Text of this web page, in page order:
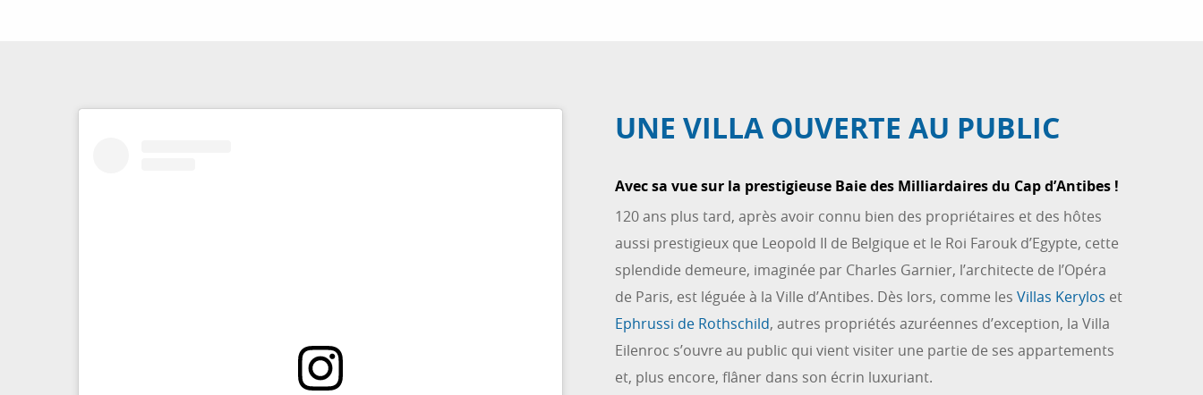
UNE VILLA OUVERTE AU PUBLIC
Avec sa vue sur la prestigieuse Baie des Milliardaires du Cap d’Antibes !
120 ans plus tard, après avoir connu bien des propriétaires et des hôtes
aussi prestigieux que Leopold II de Belgique et le Roi Farouk d’Egypte, cette
splendide demeure, imaginée par Charles Garnier, l’architecte de l’Opéra
de Paris, est léguée à la Ville d’Antibes. Dès lors, comme les Villas Kerylos et
Ephrussi de Rothschild, autres propriétés azuréennes d’exception, la Villa
Eilenroc s’ouvre au public qui vient visiter une partie de ses appartements
et, plus encore, flâner dans son écrin luxuriant.